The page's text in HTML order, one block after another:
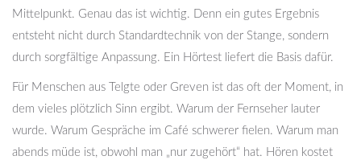
Mittelpunkt. Genau das ist wichtig. Denn ein gutes Ergebnis
entsteht nicht durch Standardtechnik von der Stange, sondern
durch sorgfältige Anpassung. Ein Hörtest liefert die Basis dafür.
Für Menschen aus Telgte oder Greven ist das oft der Moment, in
dem vieles plötzlich Sinn ergibt. Warum der Fernseher lauter
wurde. Warum Gespräche im Café schwerer fielen. Warum man
abends müde ist, obwohl man „nur zugehört“ hat. Hören kostet